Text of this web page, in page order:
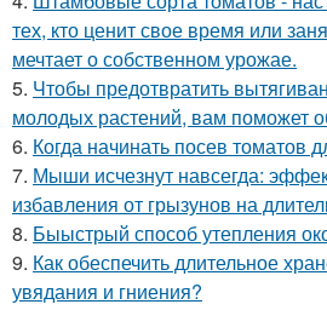
тех, кто ценит свое время или
мечтает о собственном урожае.
5. Чтобы предотвратить
молодых растений, вам поможет
6. Когда начинать посев томатов
7. Мыши исчезнут навсегда:
избавления от грызунов на
8. Быыстрый способ утепления
9. Как обеспечить длительное
увядания и гниения?